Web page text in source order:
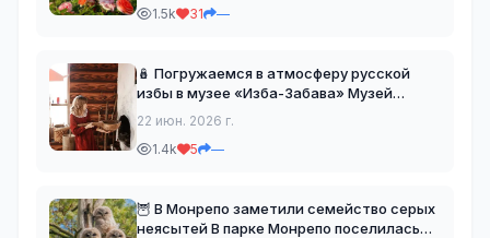
возле Казанского собора начинают
1.5k
31 —
🪆 Погружаемся в атмосферу русской
избы в музее «Изба-Забава» Музей
приглашает познакомиться с бытом,
Здесь старинные предметы не прячут за
22 июн. 2026 г.
1.4k
5 —
🦉 В Монрепо заметили семейство серых
неясытей В парке Монрепо поселилась